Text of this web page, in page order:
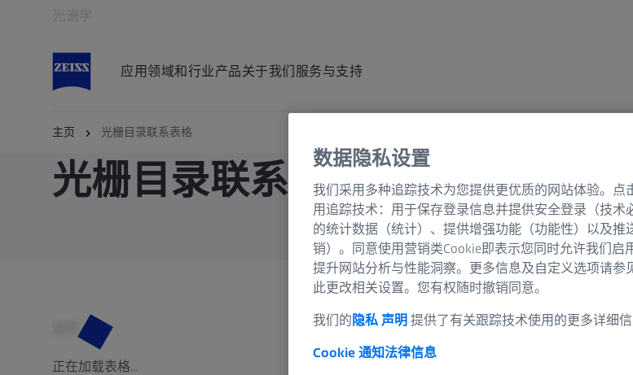
应用领域和行业产品关于我们 服务与支持
主页 光栅目录联系表格
光栅目录联系表格
正在加载表格...
数据隐私设置
我们采用多种追踪技术为您提供更优质的网站体验。点
用追踪技术：用于保存登录信息并提供安全登录（技术
的统计数据（统计）、提供增强功能（功能性）以及推
销）。同意使用营销类Cookie即表示您同时允许我们启
提升网站分析与性能洞察。更多信息及自定义选项请参
此更改相关设置。您有权随时撤销同意。
我们的 隐私 声明 提供了有关跟踪技术使用的更多详细信
Cookie 通知法律信息